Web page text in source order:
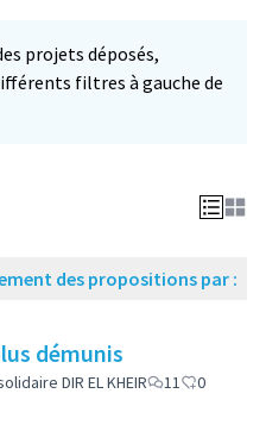
projets déposés,
filtres à gauche de
des propositions par :
démunis
DIR EL KHEIR 11
0